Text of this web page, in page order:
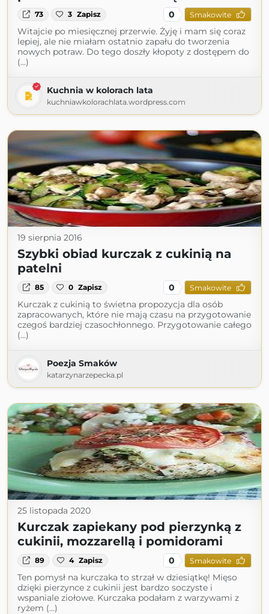
73 3 Zapisz 0 Smakowite
Witajcie po miesięcznej przerwie. Żyję i mam się coraz
lepiej, ale nie miałam ostatnio zapału do tworzenia
nowych potraw. Do tego doszły kłopoty z dostępem do
(...)
Kuchnia w kolorach lata
kuchniawkolorachlata.wordpress.com
19 sierpnia 2016
Szybki obiad kurczak z cukinią na
patelni
85 0 Zapisz 0 Smakowite
Kurczak z cukinią to świetna propozycja dla osób
zapracowanych, które nie mają czasu na przygotowanie
czegoś bardziej czasochłonnego. Przygotowanie całego
(...)
Poezja Smaków
katarzynarzepecka.pl
25 listopada 2020
Kurczak zapiekany pod pierzynką z
cukinii, mozzarellą i pomidorami
89 4 Zapisz 0 Smakowite
Ten pomysł na kurczaka to strzał w dziesiątkę! Mięso
dzięki pierzynce z cukinii jest bardzo soczyste i
wspaniale ziołowe. Kurczaka podałam z warzywami z
ryżem (...)